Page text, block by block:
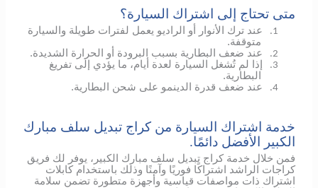
متى تحتاج إلى اشتراك السيارة؟
1.
عند ترك الأنوار أو الراديو يعمل لفترات طويلة والسيارة
متوقفة.
2. عند ضعف البطارية بسبب البرودة أو الحرارة الشديدة.
3.
إذا لم تُشغل السيارة لعدة أيام، ما يؤدي إلى تفريغ
البطارية.
4. عند ضعف قدرة الدينمو على شحن البطارية.
خدمة اشتراك السيارة من كراج تبديل سلف مبارك
الكبير الأفضل دائمًا.
فمن خلال خدمة كراج تبديل سلف مبارك الكبير، يوفر لك فريق
كراجات الراشد اشتراكًا فوريًا وآمنًا وذلك باستخدام كابلات
اشتراك ذات مواصفات قياسية وأجهزة متطورة تضمن سلامة